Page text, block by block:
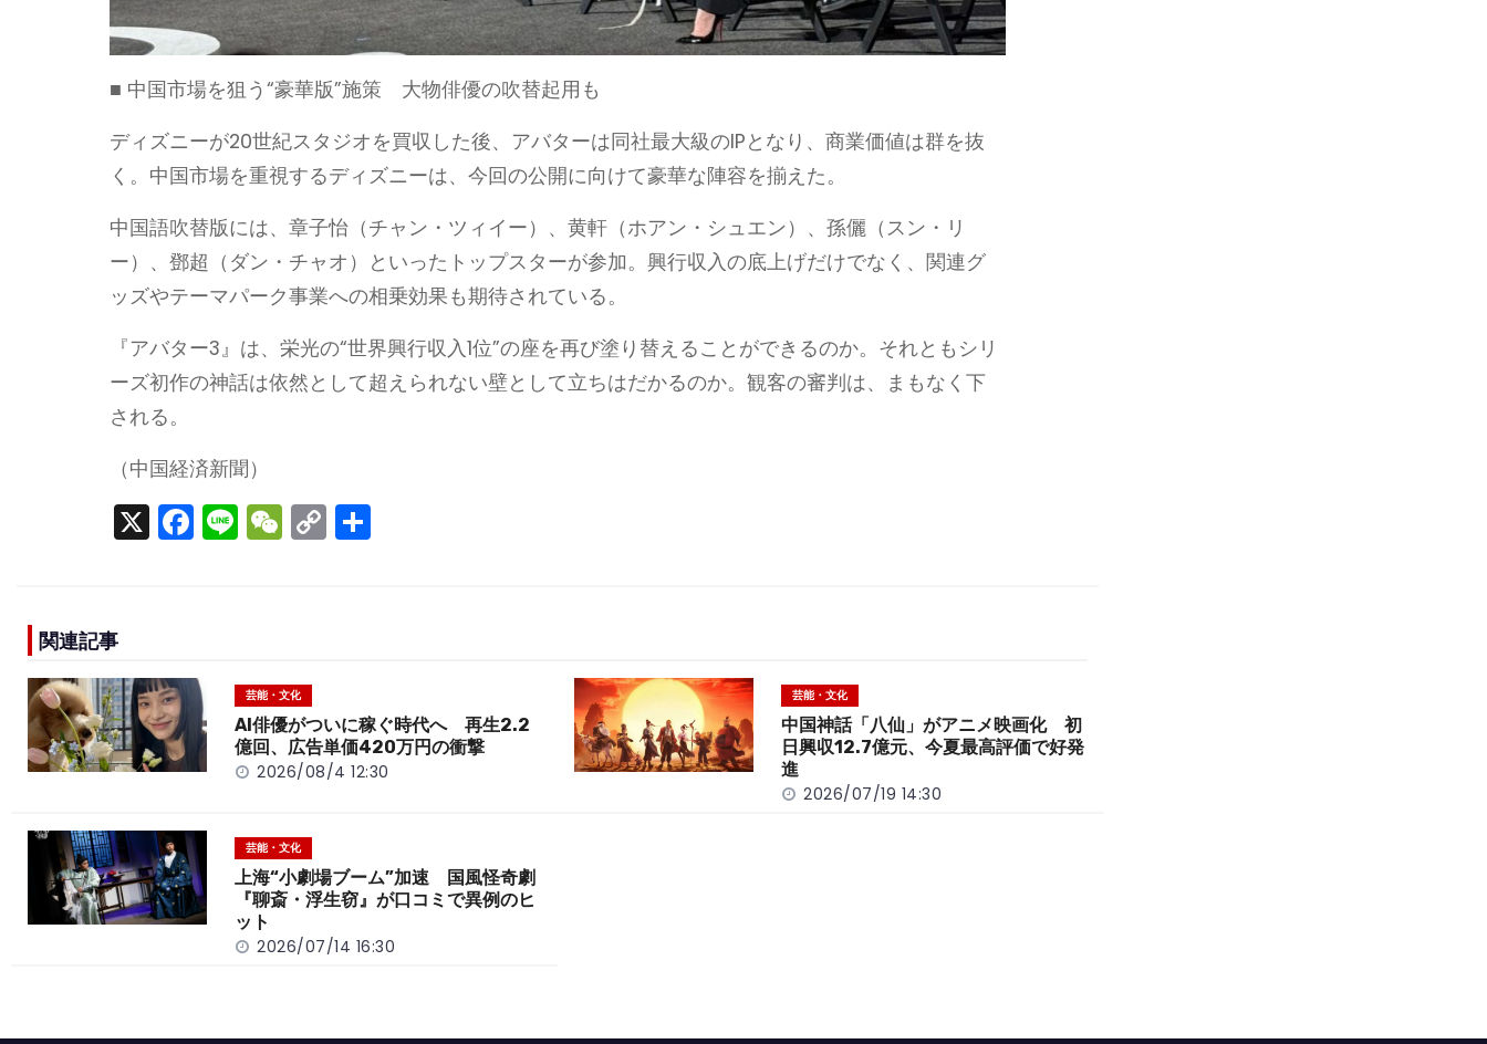
■ 中国市場を狙う“豪華版”施策 大物俳優の吹替起用も
ディズニーが20世紀スタジオを買収した後、アバターは同社最大級のIPとなり、商業価値は群を抜
く。中国市場を重視するディズニーは、今回の公開に向けて豪華な陣容を揃えた。
中国語吹替版には、章子怡（チャン・ツィイー）、黄軒（ホアン・シュエン）、孫儷（スン・リ
ー）、鄧超（ダン・チャオ）といったトップスターが参加。興行収入の底上げだけでなく、関連グ
ッズやテーマパーク事業への相乗効果も期待されている。
『アバター3』は、栄光の“世界興行収入1位”の座を再び塗り替えることができるのか。それともシリ
ーズ初作の神話は依然として超えられない壁として立ちはだかるのか。観客の審判は、まもなく下
される。
（中国経済新聞）
X F
a
o
o
k
Li
n
W
e
t
C
o
k
関連記事
芸能・文化
AI俳優がついに稼ぐ時代へ 再生2.2
億回、広告単価420万円の衝撃
2026/08/4 12:30
芸能・文化
中国神話「八仙」がアニメ映画化 初
日興収12.7億元、今夏最高評価で好発
進
2026/07/19 14:30
芸能・文化
上海“小劇場ブーム”加速 国風怪奇劇
『聊斎・浮生窃』が口コミで異例のヒ
ット
2026/07/14 16:30